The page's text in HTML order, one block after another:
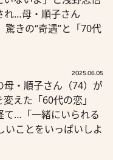
れ…母・順子さん
驚きの“奇遇”と「70代
2025.06.05
母・順子さん（74）が
えた「60代の恋」
て…「一緒にいられる
いことをいっぱいしよ